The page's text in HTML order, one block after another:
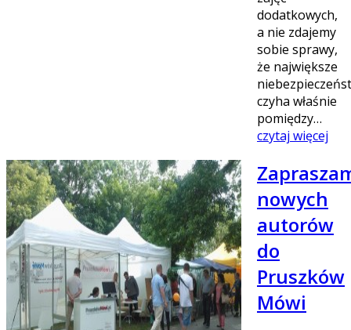
dodatkowych,
a nie zdajemy
sobie sprawy,
że największe
czyha właśnie
pomiędzy…
czytaj więcej
nowych
autorów
do
Pruszków
Mówi